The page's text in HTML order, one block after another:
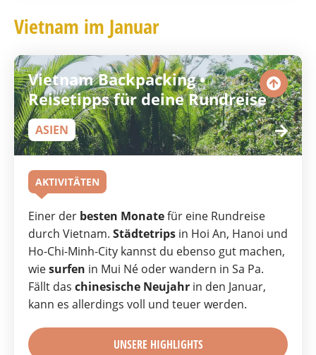
Vietnam im Januar
Vietnam Backpacking •
Reisetipps für deine Rundreise
ASIEN
AKTIVITÄTEN
Einer der besten Monatefür eine Rundreise
durch Vietnam. Städtetrips in Hoi An, Hanoi und
Ho-Chi-Minh-City kannst du ebenso gut machen,
wiesurfen in Mui Né oder wandern in Sa Pa.
Fällt das chinesische Neujahr in den Januar,
kann es allerdings voll und teuer werden.
UNSERE HIGHLIGHTS